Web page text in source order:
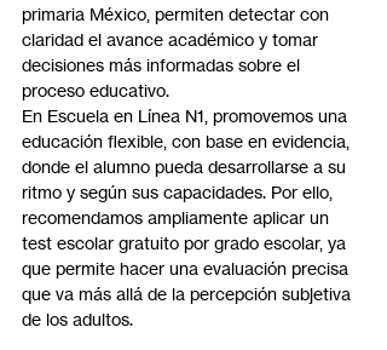
primaria México, permiten detectar con
claridad el avance académico y tomar
decisiones más informadas sobre el
proceso educativo.
En Escuela en Línea N1, promovemos una
educación flexible, con base en evidencia,
donde el alumno pueda desarrollarse a su
ritmo y según sus capacidades. Por ello,
recomendamos ampliamente aplicar un
test escolar gratuito por grado escolar, ya
que permite hacer una evaluación precisa
que va más allá de la percepción subjetiva
de los adultos.